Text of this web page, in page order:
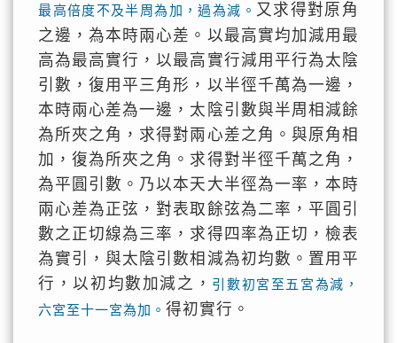
最高倍度不及半周為加，過為減。 又求得對原角
之邊，為本時兩心差。以最高實均加減用最
高為最高實行，以最高實行減用平行為太陰
引數，復用平三角形，以半徑千萬為一邊，
本時兩心差為一邊，太陰引數與半周相減餘
為所夾之角，求得對兩心差之角。與原角相
加，復為所夾之角。求得對半徑千萬之角，
為平圓引數。乃以本天大半徑為一率，本時
兩心差為正弦，對表取餘弦為二率，平圓引
數之正切線為三率，求得四率為正切，檢表
為實引，與太陰引數相減為初均數。置用平
行，以初均數加減之， 引數初宮至五宮為減，
六宮至十一宮為加。得初實行。